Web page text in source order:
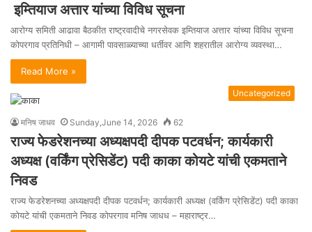
इम्तियाज अत्तार यांच्या विविध सूचना
आरोग्य समिती आढावा बैठकीत राष्ट्रवादीचे नगरसेवक इम्तियाज अत्तार यांच्या विविध सूचना
कोपरगाव प्रतिनिधी – आगामी पावसाळ्याच्या धर्तीवर आणि शहरातील आरोग्य व्यवस्था…
Read More »
Uncategorized
मनिष जाधव Sunday,June 14, 2026 62
राज्य फेडरेशनच्या अध्यक्षपदी दीपक पटवर्धन; कार्यकारी
अध्यक्ष (वर्किंग प्रेसिडेंट) पदी काका कोयटे यांची एकमताने
निवड
राज्य फेडरेशनच्या अध्यक्षपदी दीपक पटवर्धन; कार्यकारी अध्यक्ष (वर्किंग प्रेसिडेंट) पदी काका
कोयटे यांची एकमताने निवड कोपरगाव मनिष जाधध – महाराष्ट्र…